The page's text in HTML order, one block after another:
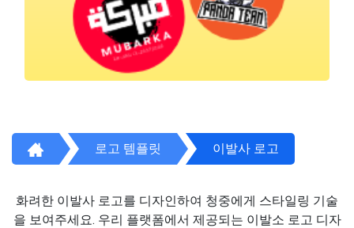
로고 템플릿 이발사 로고
화려한 이발사 로고를 디자인하여 청중에게 스타일링 기술
을 보여주세요. 우리 플랫폼에서 제공되는 이발소 로고 디자